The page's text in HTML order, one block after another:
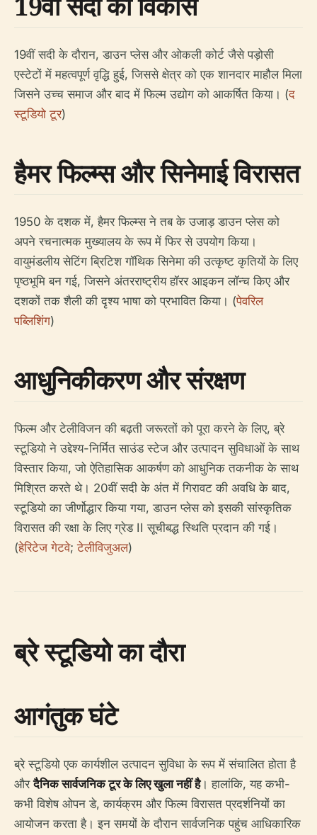
19वीं सदी के दौरान, डाउन प्लेस और ओकली कोर्ट जैसे पड़ोसी
एस्टेटों में महत्वपूर्ण वृद्धि हुई, जिससे क्षेत्र को एक शानदार माहौल मिला
जिसने उच्च समाज और बाद में फिल्म उद्योग को आकर्षित किया। (द
स्टूडियो टूर)
हैमर फिल्म्स और सिनेमाई विरासत
1950 के दशक में, हैमर फिल्म्स ने तब के उजाड़ डाउन प्लेस को
अपने रचनात्मक मुख्यालय के रूप में फिर से उपयोग किया।
वायुमंडलीय सेटिंग ब्रिटिश गॉथिक सिनेमा की उत्कृष्ट कृतियों के लिए
पृष्ठभूमि बन गई, जिसने अंतरराष्ट्रीय हॉरर आइकन लॉन्च किए और
दशकों तक शैली की दृश्य भाषा को प्रभावित किया। (पेवरिल
पब्लिशिंग)
आधुनिकीकरण और संरक्षण
फिल्म और टेलीविजन की बढ़ती जरूरतों को पूरा करने के लिए, ब्रे
स्टूडियो ने उद्देश्य-निर्मित साउंड स्टेज और उत्पादन सुविधाओं के साथ
विस्तार किया, जो ऐतिहासिक आकर्षण को आधुनिक तकनीक के साथ
मिश्रित करते थे। 20वीं सदी के अंत में गिरावट की अवधि के बाद,
स्टूडियो का जीर्णोद्धार किया गया, डाउन प्लेस को इसकी सांस्कृतिक
विरासत की रक्षा के लिए ग्रेड II सूचीबद्ध स्थिति प्रदान की गई।
(हेरिटेज गेटवे;टेलीविजुअल)
ब्रे स्टूडियो का दौरा
आगंतुक घंटे
ब्रे स्टूडियो एक कार्यशील उत्पादन सुविधा के रूप में संचालित होता है
औरदैनिक सार्वजनिक टूर के लिए खुला नहीं है। हालांकि, यह कभी-
कभी विशेष ओपन डे, कार्यक्रम और फिल्म विरासत प्रदर्शनियों का
आयोजन करता है। इन समयों के दौरान सार्वजनिक पहुंच आधिकारिक